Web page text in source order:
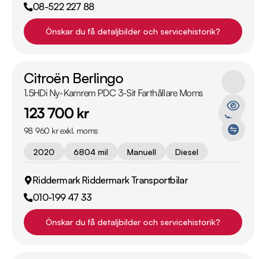
08-522 227 88
Önskar du få detaljbilder och servicehistorik?
Citroën Berlingo
1.5HDi Ny-Kamrem PDC 3-Sit Farthållare Moms
123 700 kr
98 960 kr exkl. moms
2020 6804 mil Manuell Diesel
Riddermark Riddermark Transportbilar
010-199 47 33
Önskar du få detaljbilder och servicehistorik?